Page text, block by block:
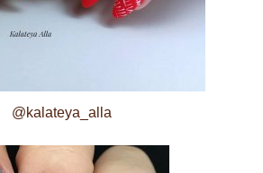
@kalateya_alla